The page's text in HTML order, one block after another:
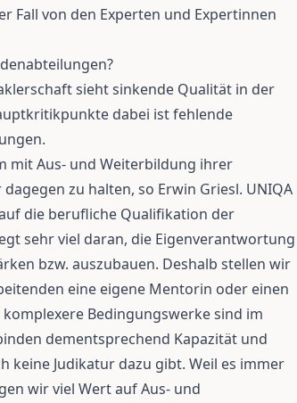
Fall von den Experten und Expertinnen
sieht sinkende Qualität in der
dabei ist fehlende
mit Aus- und Weiterbildung ihrer
zu halten, so Erwin Griesl. UNIQA
die berufliche Qualifikation der
sehr viel daran, die Eigenverantwortung
bzw. auszubauen. Deshalb stellen wir
eine eigene Mentorin oder einen
Bedingungswerke sind im
dementsprechend Kapazität und
keine Judikatur dazu gibt. Weil es immer
wir viel Wert auf Aus- und